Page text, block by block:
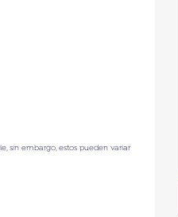
sin embargo, estos pueden variar